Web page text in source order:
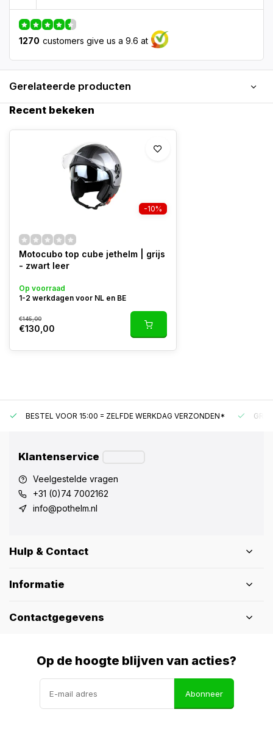
1270 customers give us a 9.6 at
Gerelateerde producten
Recent bekeken
-10%
Motocubo top cube jethelm | grijs
- zwart leer
Op voorraad
1-2 werkdagen voor NL en BE
€145,00
€130,00
BESTEL VOOR 15:00 = ZELFDE WERKDAG VERZONDEN*
Klantenservice
Veelgestelde vragen
+31 (0)74 7002162
info@pothelm.nl
Hulp & Contact
Informatie
Contactgegevens
Op de hoogte blijven van acties?
Abonneer